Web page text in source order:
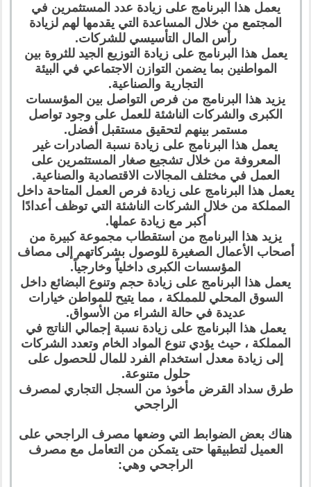
يعمل هذا البرنامج على زيادة عدد المستثمرين في
المجتمع من خلال المساعدة التي يقدمها لهم لزيادة
رأس المال التأسيسي للشركات.
يعمل هذا البرنامج على زيادة التوزيع الجيد للثروة بين
المواطنين بما يضمن التوازن الاجتماعي في البيئة
التجارية والصناعية.
يزيد هذا البرنامج من فرص التواصل بين المؤسسات
الكبرى والشركات الناشئة للعمل على وجود تواصل
مستمر بينهم لتحقيق مستقبل أفضل.
يعمل هذا البرنامج على زيادة نسبة الصادرات غير
المعروفة من خلال تشجيع صغار المستثمرين على
العمل في مختلف المجالات الاقتصادية والصناعية.
يعمل هذا البرنامج على زيادة فرص العمل المتاحة داخل
المملكة من خلال الشركات الناشئة التي توظف أعدادًا
أكبر مع زيادة عملها.
يزيد هذا البرنامج من استقطاب مجموعة كبيرة من
أصحاب الأعمال الصغيرة للوصول بشركاتهم إلى مصاف
المؤسسات الكبرى داخلياً وخارجياً.
يعمل هذا البرنامج على زيادة حجم وتنوع البضائع داخل
السوق المحلي للمملكة ، مما يتيح للمواطن خيارات
عديدة في حالة الشراء من الأسواق.
يعمل هذا البرنامج على زيادة نسبة إجمالي الناتج في
المملكة ، حيث يؤدي تنوع المواد الخام وتعدد الشركات
إلى زيادة معدل استخدام الفرد للمال للحصول على
حلول متنوعة.
طرق سداد القرض مأخوذ من السجل التجاري لمصرف
الراجحي
هناك بعض الضوابط التي وضعها مصرف الراجحي على
العميل لتطبيقها حتى يتمكن من التعامل مع مصرف
الراجحي وهي: